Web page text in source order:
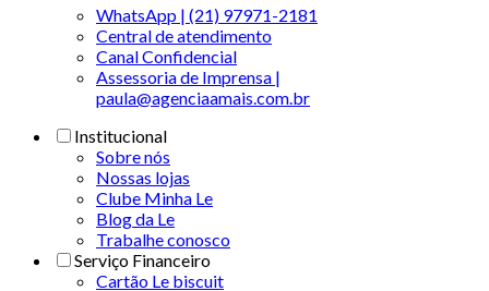
WhatsApp | (21) 97971-2181
Central de atendimento
Canal Confidencial
Assessoria de Imprensa |
paula@agenciaamais.com.br
Institucional
Sobre nós
Nossas lojas
Clube Minha Le
Blog da Le
Trabalhe conosco
Serviço Financeiro
Cartão Le biscuit